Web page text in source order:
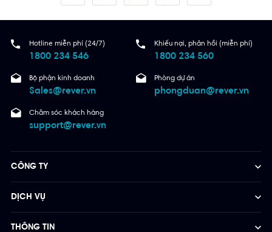
Hotline miễn phí (24/7)
1800 234 546
Khiếu nại, phản hồi (miễn phí)
1800 234 560
Bộ phận kinh doanh
Sales@rever.vn
Phòng dự án
phongduan@rever.vn
Chăm sóc khách hàng
support@rever.vn
CÔNG TY
DỊCH VỤ
THÔNG TIN